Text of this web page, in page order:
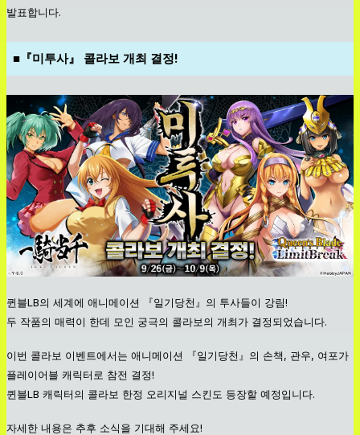
발표합니다.
■『미투사』 콜라보 개최 결정!
퀸블LB의 세계에 애니메이션 『일기당천』의 투사들이 강림!
두 작품의 매력이 한데 모인 궁극의 콜라보의 개최가 결정되었습니다.
이번 콜라보 이벤트에서는 애니메이션 『일기당천』의 손책, 관우, 여포가
플레이어블 캐릭터로 참전 결정!
퀸블LB 캐릭터의 콜라보 한정 오리지널 스킨도 등장할 예정입니다.
자세한 내용은 추후 소식을 기대해 주세요!